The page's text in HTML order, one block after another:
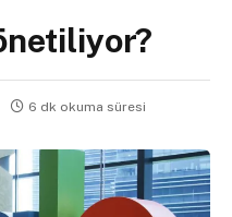
6 dk okuma süresi